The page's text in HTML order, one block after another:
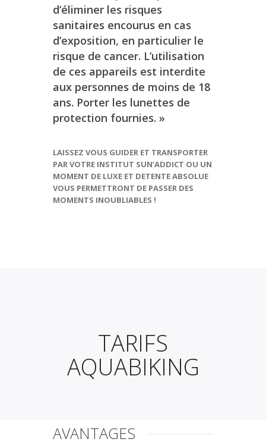
d’éliminer les risques
sanitaires encourus en cas
d’exposition, en particulier le
risque de cancer. L’utilisation
de ces appareils est interdite
aux personnes de moins de 18
ans. Porter les lunettes de
protection fournies. »
LAISSEZ VOUS GUIDER ET TRANSPORTER
PAR VOTRE INSTITUT SUN’ADDICT OU UN
MOMENT DE LUXE ET DETENTE ABSOLUE
VOUS PERMETTRONT DE PASSER DES
MOMENTS INOUBLIABLES !
TARIFS
AQUABIKING
AVANTAGES